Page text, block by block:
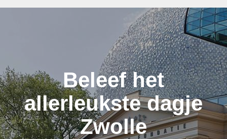
Beleef het
allerleukste dagje
Zwolle